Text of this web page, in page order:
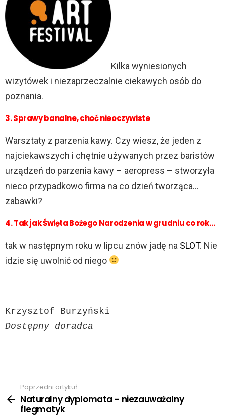
Kilka wyniesionych
wizytówek i niezaprzeczalnie ciekawych osób do
poznania.
3. Sprawy banalne, choć nieoczywiste
Warsztaty z parzenia kawy. Czy wiesz, że jeden z
najciekawszych i chętnie używanych przez baristów
urządzeń do parzenia kawy – aeropress – stworzyła
nieco przypadkowo firma na co dzień tworząca…
zabawki?
4. Tak jak Święta Bożego Narodzenia w grudniu co rok…
tak w następnym roku w lipcu znów jadę na SLOT. Nie
idzie się uwolnić od niego
Dostępny doradca
Zobacz
więcej
Poprzedni artykuł
Naturalny dyplomata – niezauważalny
flegmatyk